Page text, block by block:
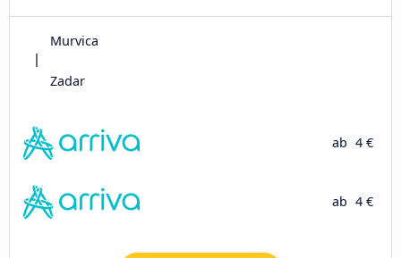
Murvica
Zadar
ab 4 €
ab 4 €